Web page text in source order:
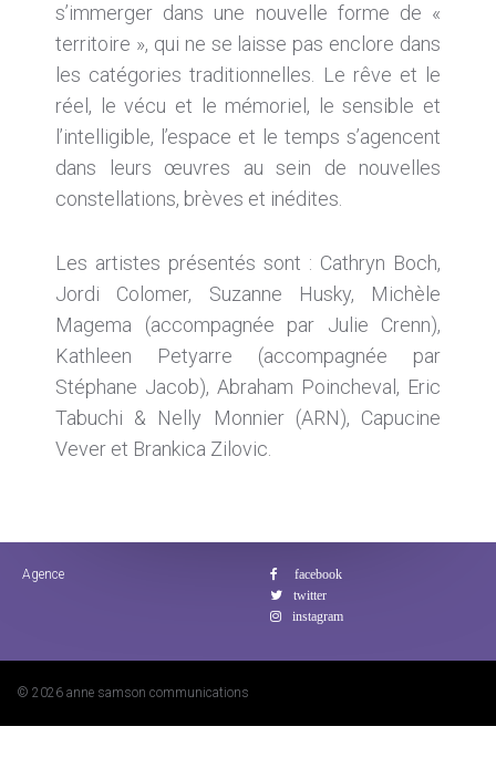
s’immerger dans une nouvelle forme de «
territoire », qui ne se laisse pas enclore dans
les catégories traditionnelles. Le rêve et le
réel, le vécu et le mémoriel, le sensible et
l’intelligible, l’espace et le temps s’agencent
dans leurs œuvres au sein de nouvelles
constellations, brèves et inédites.
Les artistes présentés sont : Cathryn Boch,
Jordi Colomer, Suzanne Husky, Michèle
Magema (accompagnée par Julie Crenn),
Kathleen Petyarre (accompagnée par
Stéphane Jacob), Abraham Poincheval, Eric
Tabuchi & Nelly Monnier (ARN), Capucine
Vever et Brankica Zilovic.
Agence
© 2026 anne samson communications